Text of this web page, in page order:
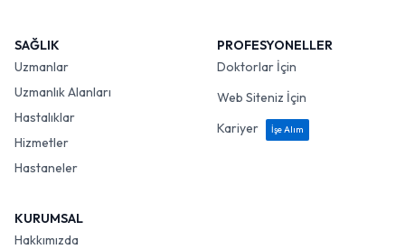
SAĞLIK
Uzmanlar
Uzmanlık Alanları
Hastalıklar
Hizmetler
Hastaneler
PROFESYONELLER
Doktorlar İçin
Web Siteniz İçin
Kariyer
İşe Alım
KURUMSAL
Hakkımızda